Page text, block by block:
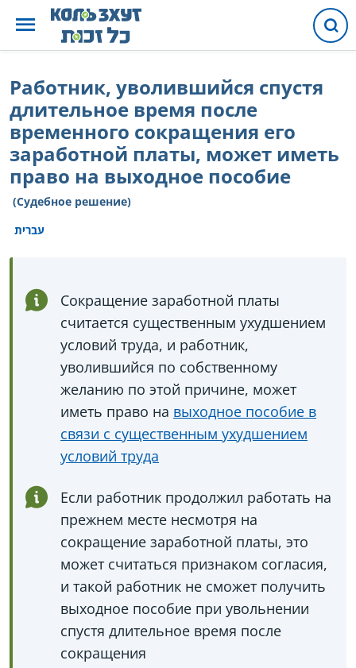
Работник, уволившийся спустя
длительное время после
временного сокращения его
заработной платы, может иметь
право на выходное пособие
(Судебное решение)
עברית
Сокращение заработной платы
считается существенным ухудшением
условий труда, и работник,
уволившийся по собственному
желанию по этой причине, может
иметь право на выходное пособие в
связи с существенным ухудшением
условий труда
Если работник продолжил работать на
прежнем месте несмотря на
сокращение заработной платы, это
может считаться признаком согласия,
и такой работник не сможет получить
выходное пособие при увольнении
спустя длительное время после
сокращения